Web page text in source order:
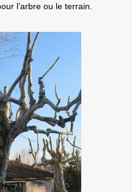
l’arbre ou le terrain.